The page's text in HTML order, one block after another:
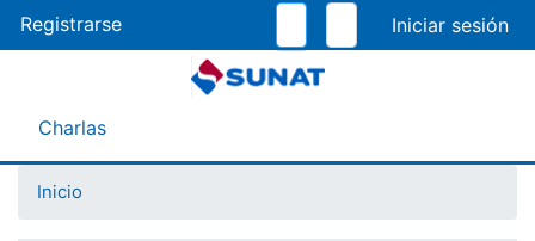
al
contenido
Registrarse
Menú Asistente
Charlas
Inicio